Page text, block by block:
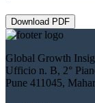
Download PDF
Global Growth
Ufficio n. B, 2°
Pune 411045,